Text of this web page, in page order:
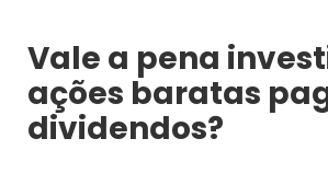
Vale a pena
ações baratas
dividendos?